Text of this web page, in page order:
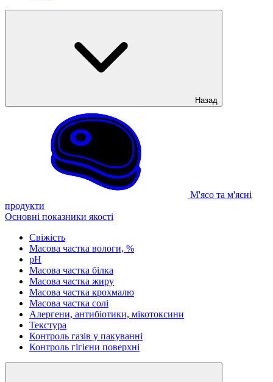
Назад
М'ясо та м'ясні
продукти
Основні показники якості
Свіжість
Масова частка вологи, %
рН
Масова частка білка
Масова частка жиру
Масова частка крохмалю
Масова частка солі
Алергени, антибіотики, мікотоксини
Текстура
Контроль газів у пакуванні
Контроль гігієни поверхні